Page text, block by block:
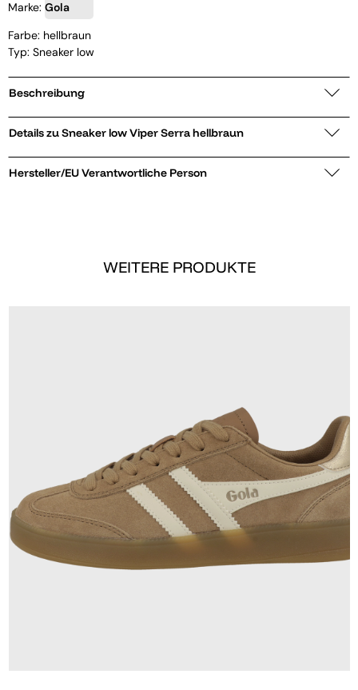
Marke: Gola
Farbe: hellbraun
Typ: Sneaker low
Beschreibung
Details zu Sneaker low Viper Serra hellbraun
Hersteller/EU Verantwortliche Person
WEITERE PRODUKTE